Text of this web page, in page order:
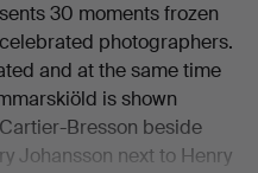
30 moments frozen
photographers.
and at the same time
is shown
Bresson beside
Johansson next to Henry